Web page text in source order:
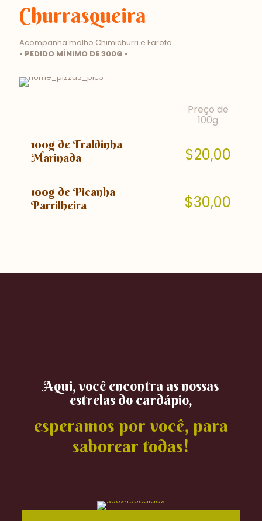
Churrasqueira
Acompanha molho Chimichurri e Farofa
• PEDIDO MÍNIMO DE 300G •
Preço de
100g
100g de Fraldinha
Marinada
$20,00
100g de Picanha
Parrilheira
$30,00
Aqui, você encontra as nossas
estrelas do cardápio,
esperamos por você, para
saborear todas!